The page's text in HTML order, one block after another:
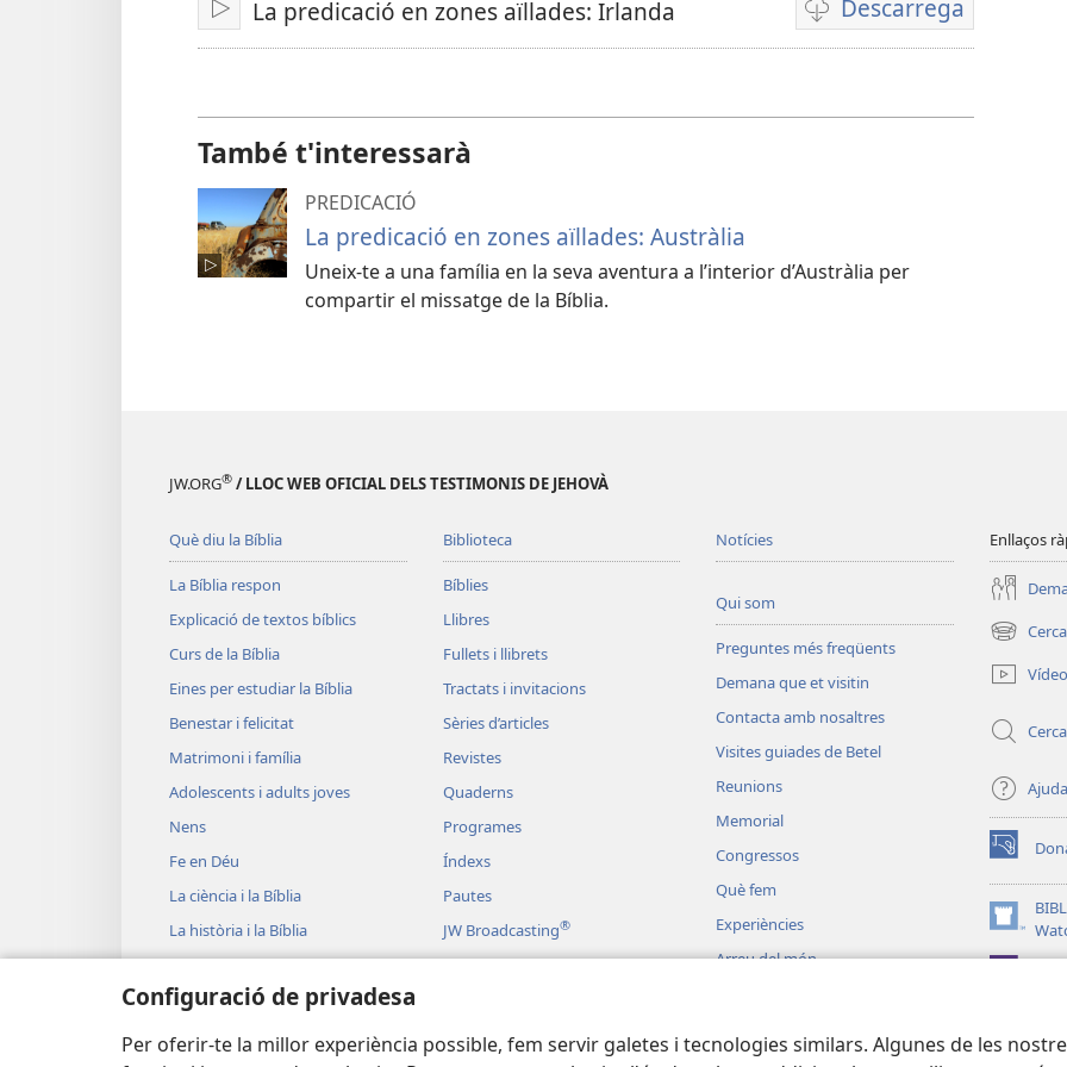
Configuració de privadesa
Per oferir-te la millor experiència possible, fem servir galetes i tecnologies similars. Algunes de les
Reprodueix
La predicació en zones aïllades: Irlanda Descarrega
Opcions
de
de
També t'interessarà
PREDICACIÓ
La predicació en zones aïllades: Austràlia
Uneix-te a una família en la seva aventura a l’interior d’Austràlia per
compartir el missatge de la Bíblia.
JW.ORG® / LLOC WEB OFICIAL DELS TESTIMONIS DE JEHOVÀ
Què diu la Bíblia
La Bíblia respon
Explicació de textos bíblics
Curs de la Bíblia
Eines per estudiar la Bíblia
Benestar i felicitat
Matrimoni i família
Adolescents i adults joves
Nens
Fe en Déu
La ciència i la Bíblia
La història i la Bíblia
Biblioteca
Bíblies
Llibres
Fullets i llibrets
Tractats i invitacions
Sèries d’articles
Revistes
Quaderns
Programes
Índexs
Pautes
JW Broadcasting®
Vídeos
Lectures bíbliques dramatitzades
Notícies
Qui som
Preguntes més freqüents
Demana que et visitin
Contacta amb nosaltres
Visites guiades de Betel
Reunions
Memorial
Congressos
Què fem
Experiències
Arreu del món
Enllaços
(obre
una
finestra
Cerca
Ajuda
(obre
una
finestra
nova)
(obre
una